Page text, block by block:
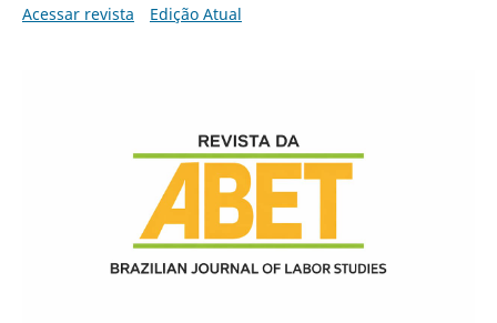
Acessar revista Edição Atual